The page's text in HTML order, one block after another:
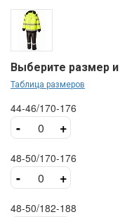
Выберите размер
Таблица размеров
44-46/170-176
- +
48-50/170-176
- +
48-50/182-188